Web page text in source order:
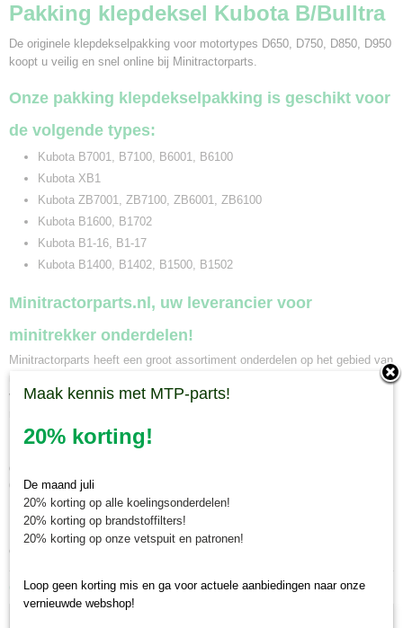
Pakking klepdeksel Kubota B/Bulltra
De originele klepdekselpakking voor motortypes D650, D750, D850, D950
koopt u veilig en snel online bij Minitractorparts.
Onze pakking klepdekselpakking is geschikt voor
de volgende types:
Kubota B7001, B7100, B6001, B6100
Kubota XB1
Kubota ZB7001, ZB7100, ZB6001, ZB6100
Kubota B1600, B1702
Kubota B1-16, B1-17
Kubota B1400, B1402, B1500, B1502
Minitractorparts.nl, uw leverancier voor
minitrekker onderdelen!
Minitractorparts heeft een groot assortiment onderdelen op het gebied van
minitractoren, miditractoren, compacttractoren en aanbouwwerktuigen. Wij
verkopen deze onderdelen met als specialisme de Japanse
Minitractorparts.nl heeft een groot assortiment onderdelen, waaronder
deze pakking klepdeksel, voor uw Kubota B 7001, B 7100, B 6001, B
6100, XB 1, Kubota ZB 7001, ZB 7100, ZB 6001, ZB 6100, B 1600, B
1702, B1-16, B1-17, B 1400, B 1402, B 1500, B 1502.
Heeft u nog andere onderdelen nodig voor uw Kubota minitractor? Bekijk
ons volledige
Ook interessant
Maak kennis met MTP-parts!
20% korting!
De maand juli
20% korting op alle koelingsonderdelen!
20% korting op brandstoffilters!
20% korting op onze vetspuit en patronen!
Loop geen korting mis en ga voor actuele aanbiedingen naar onze
vernieuwde webshop!